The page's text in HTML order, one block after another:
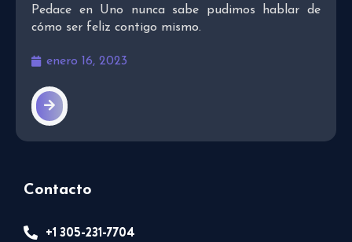
Pedace en Uno nunca sabe pudimos hablar de
cómo ser feliz contigo mismo.
enero 16, 2023
Contacto
+1 305-231-7704